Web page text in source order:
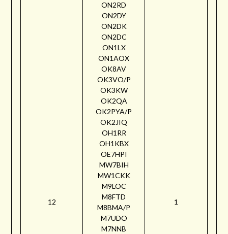
12
ON2RD
ON2DY
ON2DK
ON2DC
ON1LX
ON1AOX
OK8AV
OK3VO/P
OK3KW
OK2QA
OK2PYA/P
OK2JIQ
OH1RR
OH1KBX
OE7HPI
MW7BIH
MW1CKK
M9LOC
M8FTD
M8BMA/P
M7UDO
M7NNB
1